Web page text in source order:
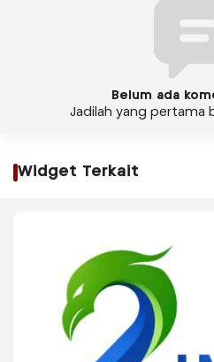
Belum ada
Jadilah yang pertama
Widget Terkait